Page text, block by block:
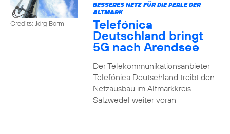
Credits: Jörg Borm
BESSERES NETZ FÜR DIE PERLE DER
ALTMARK
Telefónica
Deutschland bringt
5G nach Arendsee
Der Telekommunikationsanbieter
Telefónica Deutschland treibt den
Netzausbau im Altmarkkreis
Salzwedel weiter voran